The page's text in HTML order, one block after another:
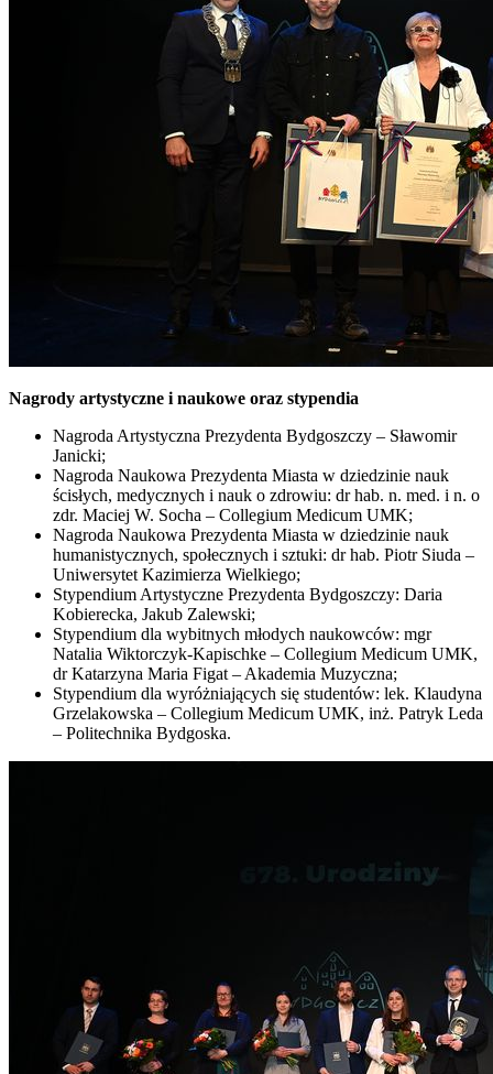
Nagrody artystyczne i naukowe oraz stypendia
Nagroda Artystyczna Prezydenta Bydgoszczy – Sławomir
Janicki;
Nagroda Naukowa Prezydenta Miasta w dziedzinie nauk
ścisłych, medycznych i nauk o zdrowiu: dr hab. n. med. i n. o
zdr. Maciej W. Socha – Collegium Medicum UMK;
Nagroda Naukowa Prezydenta Miasta w dziedzinie nauk
humanistycznych, społecznych i sztuki: dr hab. Piotr Siuda –
Uniwersytet Kazimierza Wielkiego;
Stypendium Artystyczne Prezydenta Bydgoszczy: Daria
Kobierecka, Jakub Zalewski;
Stypendium dla wybitnych młodych naukowców: mgr
Natalia Wiktorczyk-Kapischke – Collegium Medicum UMK,
dr Katarzyna Maria Figat – Akademia Muzyczna;
Stypendium dla wyróżniających się studentów: lek. Klaudyna
Grzelakowska – Collegium Medicum UMK, inż. Patryk Leda
– Politechnika Bydgoska.